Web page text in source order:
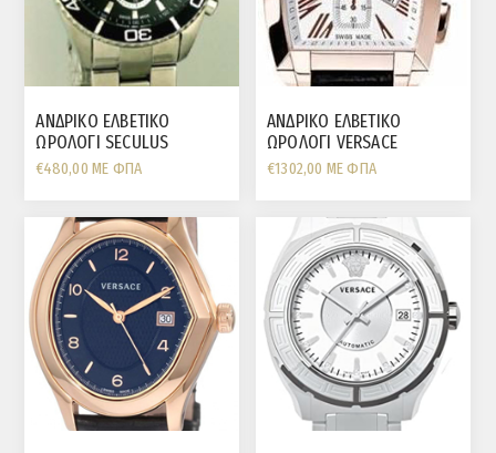
ΑΝΔΡΙΚΟ ΕΛΒΕΤΙΚΟ
ΩΡΟΛΟΓΙ SECULUS
ΧΡΟΝΟΓΡΑΦΟΣ ΑΤΣΑΛΙ ΜΕ
ΜΠΡΑΣΙΛΕ ΚΑΙ ΜΑΥΡΗ
€480,00 ΜΕ ΦΠΑ
ΑΝΔΡΙΚΟ ΕΛΒΕΤΙΚΟ
ΩΡΟΛΟΓΙ VERSACE
CHARACTER TONNEAU
ΧΡΟΝΟΓΡΑΦΟΣ ΛΕΥΚΗ
€1302,00 ΜΕ ΦΠΑ